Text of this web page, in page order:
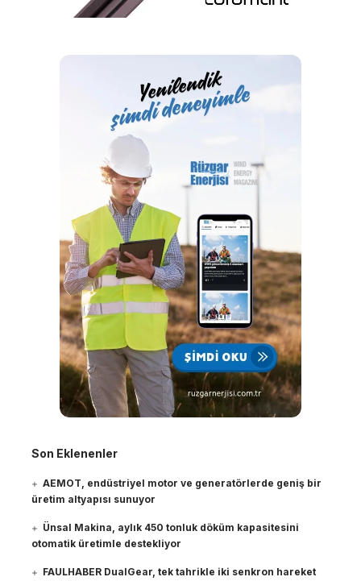
Son Eklenenler
AEMOT, endüstriyel motor ve generatörlerde geniş bir
üretim altyapısı sunuyor
Ünsal Makina, aylık 450 tonluk döküm kapasitesini
otomatik üretimle destekliyor
FAULHABER DualGear, tek tahrikle iki senkron hareket